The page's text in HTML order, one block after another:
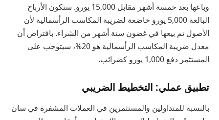
وباعها بعد خمسة أشهر مقابل 15,000 يورو. ستكون الأرباح
البالغة 5,000 يورو خاضعة لضريبة المكاسب الرأسمالية لأن
الأصول تم بيعها في غضون ستة أشهر من الشراء. بافتراض أن
معدل ضريبة المكاسب الرأسمالية هو 20%، سيتوجب على
المستثمر دفع 1,000 يورو كضرائب.
تطبيق عملي: التخطيط الضريبي
بالنسبة للمتداولين والمستثمرين في العملات المشفرة في سان